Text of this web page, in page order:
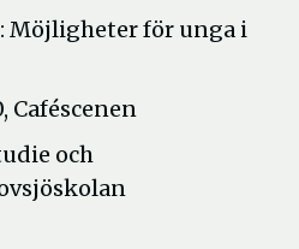
Möjligheter för unga i
Caféscenen
och